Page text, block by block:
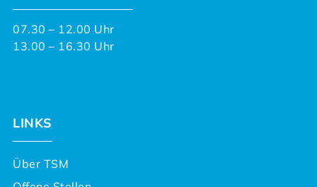
07.30 – 12.00 Uhr
13.00 – 16.30 Uhr
LINKS
Über TSM